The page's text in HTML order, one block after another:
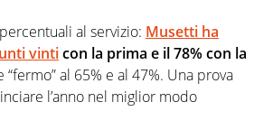
al servizio: Musetti ha
vinticon la prima e il 78% con la
“fermo” al 65% e al 47%. Una prova
l’anno nel miglior modo